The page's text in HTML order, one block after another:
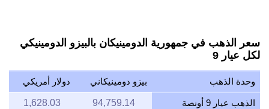
سعر الذهب في جمهورية الدومينيكان بالبيزو الدومينيكي
لكل عيار 9
وحدة الذهب بيزو دومينيكاني دولار أمريكي
الذهب عيار 9 أونصة 94,759.14
1,628.03